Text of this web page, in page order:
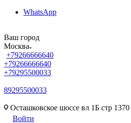
WhatsApp
Ваш город
Москва
+79266666640
+79266666640
+79295500033
89295500033
Осташковское шоссе вл 1Б стр 1370
Войти